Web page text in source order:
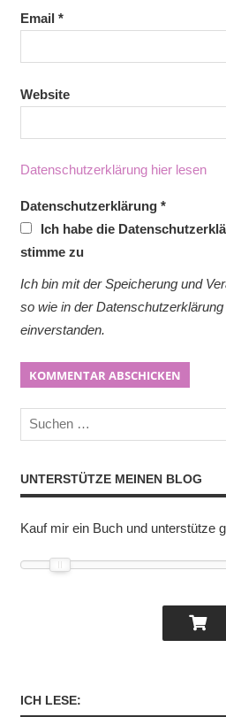
Email *
Website
Datenschutzerklärung hier lesen
Datenschutzerklärung*
Ich habe die
stimme zu
Ich bin mit der Speicherung und
so wie in der
einverstanden.
UNTERSTÜTZE MEINEN BLOG
Kauf mir ein Buch und unterstütze
ICH LESE: